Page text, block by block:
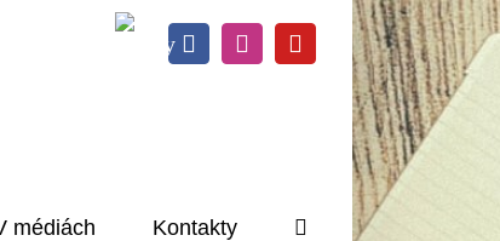
KnihyFacebookInstagramYouTube
médiách Kontakty